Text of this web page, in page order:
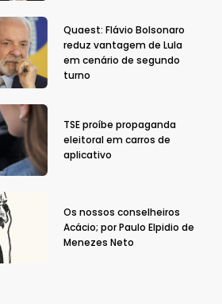
Quaest: Flávio Bolsonaro
reduz vantagem de Lula
em cenário de segundo
turno
TSE proíbe propaganda
eleitoral em carros de
aplicativo
Os nossos conselheiros
Acácio; por Paulo Elpidio de
Menezes Neto